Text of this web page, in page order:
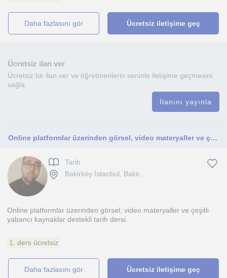
daha fazlasını gör Ücretsiz iletişime geç
Ücretsiz ilan ver
Ücretsiz bir ilan ver ve öğretmenlerin seninle iletişime geçmesini
sağla
İlanını yayınla
Online platformlar üzerinden görsel, video materyaller ve çeşitli yabancı kaynaklar destekli tarih dersi
Tarih
Bakirköy İstanbul, Bakir...
Online platformlar üzerinden görsel, video materyaller ve çeşitli
yabancı kaynaklar destekli tarih dersi.
1. ders ücretsiz
daha fazlasını gör Ücretsiz iletişime geç